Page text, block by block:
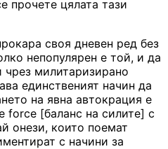
прочете цялата тази
своя дневен ред без
непопулярен е той, и да
чрез милитаризирано
единственият начин да
на явна автокрация е
force [баланс на силите] с
онези, които поемат
с начини за